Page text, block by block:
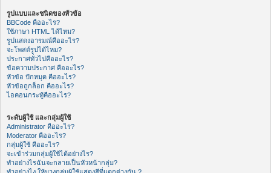
รูปแบบและชนิดของหัวข้อ
BBCode คืออะไร?
ใช้ภาษา HTML ได้ไหม?
รูปแสดงอารมณ์คืออะไร?
จะโพสต์รูปได้ไหม?
ประกาศทั่วไปคืออะไร?
ข้อความประกาศ คืออะไร?
หัวข้อ ปักหมุด คืออะไร?
หัวข้อถูกล็อก คืออะไร?
ไอคอนกระทู้คืออะไร?
ระดับผู้ใช้ และกลุ่มผู้ใช้
Administrator คืออะไร?
Moderator คืออะไร?
กลุ่มผู้ใช้ คืออะไร?
จะเข้าร่วมกลุ่มผู้ใช้ได้อย่างไร?
ทำอย่างไรฉันจะกลายเป็นหัวหน้ากลุ่ม?